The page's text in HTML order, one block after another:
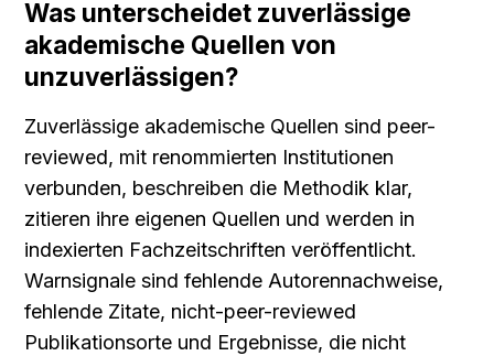
Was unterscheidet zuverlässige
akademische Quellen von
unzuverlässigen?
Zuverlässige akademische Quellen sind peer-
reviewed, mit renommierten Institutionen
verbunden, beschreiben die Methodik klar,
zitieren ihre eigenen Quellen und werden in
indexierten Fachzeitschriften veröffentlicht.
Warnsignale sind fehlende Autorennachweise,
fehlende Zitate, nicht-peer-reviewed
Publikationsorte und Ergebnisse, die nicht